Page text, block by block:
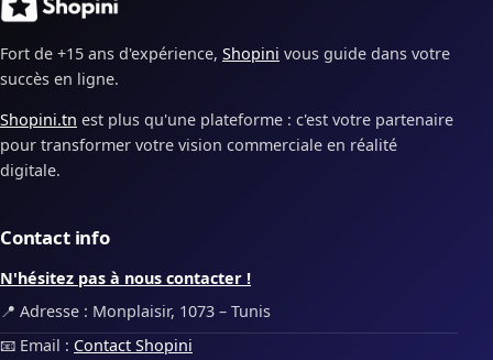
Fort de +15 ans d'expérience, Shopini vous guide dans votre
succès en ligne.
Shopini.tn est plus qu'une plateforme : c'est votre partenaire
pour transformer votre vision commerciale en réalité
digitale.
Contact info
N'hésitez pas à nous contacter !
📍 Adresse : Monplaisir, 1073 – Tunis
📧 Email : Contact Shopini